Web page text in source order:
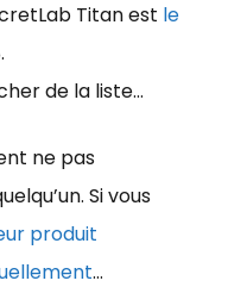
Titan est le
de la liste…
ne pas
Si vous
produit
…